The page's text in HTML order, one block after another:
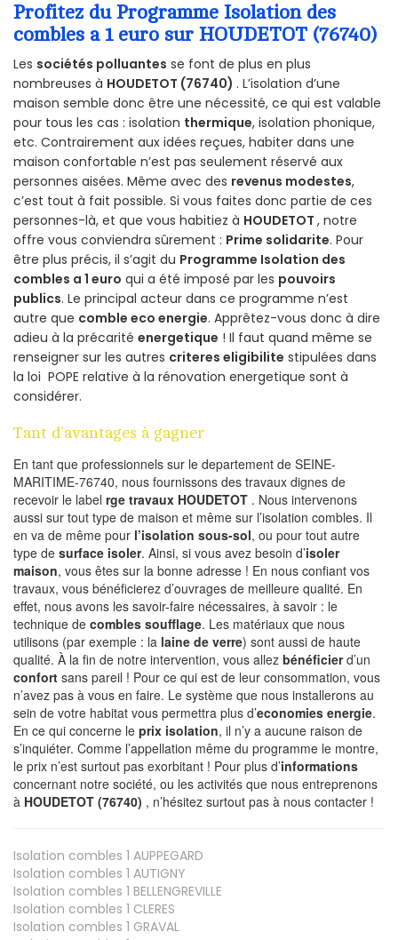
Profitez du Programme Isolation des
combles a 1 euro sur HOUDETOT (76740)
Les sociétés polluantes se font de plus en plus
nombreuses à HOUDETOT (76740) . L’isolation d’une
maison semble donc être une nécessité, ce qui est valable
pour tous les cas : isolation thermique, isolation phonique,
etc. Contrairement aux idées reçues, habiter dans une
maison confortable n’est pas seulement réservé aux
personnes aisées. Même avec des revenus modestes,
c’est tout à fait possible. Si vous faites donc partie de ces
personnes-là, et que vous habitiez à HOUDETOT , notre
offre vous conviendra sûrement : Prime solidarite. Pour
être plus précis, il s’agit du Programme Isolation des
combles a 1 euro qui a été imposé par les pouvoirs
publics. Le principal acteur dans ce programme n’est
autre que comble eco energie. Apprêtez-vous donc à dire
adieu à la précarité energetique ! Il faut quand même se
renseigner sur les autres criteres eligibilite stipulées dans
la loi POPE relative à la rénovation energetique sont à
considérer.
Tant d’avantages à gagner
En tant que professionnels sur le departement de SEINE-
MARITIME-76740, nous fournissons des travaux dignes de
recevoir le label rge travaux HOUDETOT . Nous intervenons
aussi sur tout type de maison et même sur l’isolation combles. Il
en va de même pour l’isolation sous-sol, ou pour tout autre
type de surface isoler. Ainsi, si vous avez besoin d’isoler
maison, vous êtes sur la bonne adresse ! En nous confiant vos
travaux, vous bénéficierez d’ouvrages de meilleure qualité. En
effet, nous avons les savoir-faire nécessaires, à savoir : le
technique de combles soufflage. Les matériaux que nous
utilisons (par exemple : la laine de verre) sont aussi de haute
qualité. À la fin de notre intervention, vous allez bénéficierd’un
confort sans pareil ! Pour ce qui est de leur consommation, vous
n’avez pas à vous en faire. Le système que nous installerons au
sein de votre habitat vous permettra plus d’economies energie.
En ce qui concerne le prix isolation, il n’y a aucune raison de
s’inquiéter. Comme l’appellation même du programme le montre,
le prix n’est surtout pas exorbitant ! Pour plus d’informations
concernant notre société, ou les activités que nous entreprenons
à HOUDETOT (76740) , n’hésitez surtout pas à nous contacter !
Isolation combles 1 AUPPEGARD
Isolation combles 1 AUTIGNY
Isolation combles 1 BELLENGREVILLE
Isolation combles 1 CLERES
Isolation combles 1 GRAVAL